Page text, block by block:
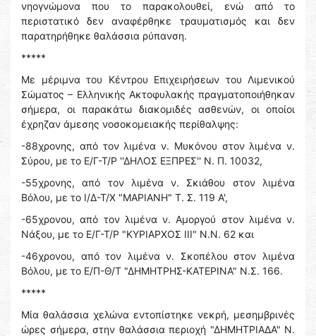
νηογνώμονα που το παρακολουθεί, ενώ από το
περιστατικό δεν αναφέρθηκε τραυματισμός και δεν
παρατηρήθηκε θαλάσσια ρύπανση.
*****
Με μέριμνα του Κέντρου Επιχειρήσεων του Λιμενικού
Σώματος – Ελληνικής Ακτοφυλακής πραγματοποιήθηκαν
σήμερα, οι παρακάτω διακομιδές ασθενών, οι οποίοι
έχρηζαν άμεσης νοσοκομειακής περίθαλψης:
-88χρονης, από τον λιμένα ν. Μυκόνου στον λιμένα ν.
Σύρου, με το Ε/Γ-Τ/Ρ ''ΔΗΛΟΣ ΕΞΠΡΕΣ'' Ν. Π. 10032,
-55χρονης, από τον λιμένα ν. Σκιάθου στον λιμένα
Βόλου, με το Ι/Δ-Τ/Χ "ΜΑΡΙΑΝΗ" Τ. Σ. 119 Α',
-65χρονου, από τον λιμένα ν. Αμοργού στον λιμένα ν.
Νάξου, με το Ε/Γ-Τ/Ρ "ΚΥΡΙΑΡΧΟΣ ΙΙΙ" Ν.Ν. 62 και
-46χρονου, από τον λιμένα ν. Σκοπέλου στον λιμένα
Βόλου, με το Ε/Π-Θ/Τ "ΔΗΜΗΤΡΗΣ-ΚΑΤΕΡΙΝΑ" Ν.Σ. 166.
*****
Μία θαλάσσια χελώνα εντοπίστηκε νεκρή, μεσημβρινές
ώρες σήμερα, στην θαλάσσια περιοχή "ΔΗΜΗΤΡΙΑΔΑ" Ν.